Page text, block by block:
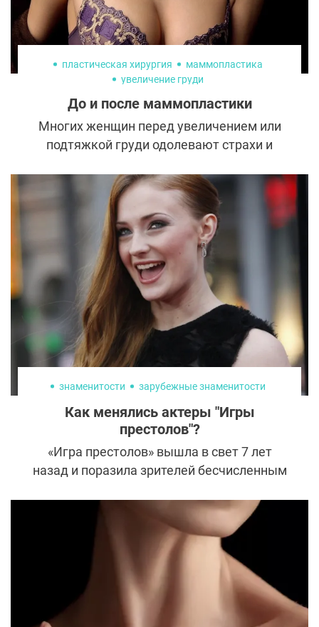
пластическая хирургия
маммопластика
увеличение груди
До и после маммопластики
Многих женщин перед увеличением или
подтяжкой груди одолевают страхи и
достоверную информацию, как
оказывается, что большинство из них были
напрасными.
знаменитости зарубежные знаменитости
Как менялись актеры "Игры
престолов"?
«Игра престолов» вышла в свет 7 лет
назад и поразила зрителей бесчисленным
запоминать многих из них поклонникам
даже не пришлось: писатель и режиссеры
быстро избавились от доброй половины
героев. Оставшиеся артисты стали
любимчиками публики и завсегдатаями
светских хроник. Как же изменились
актеры «Игры престолов» за шесть